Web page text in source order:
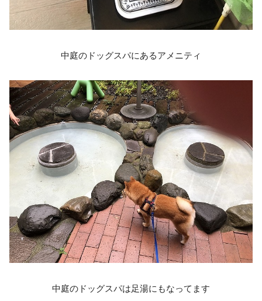
中庭のドッグスパにあるアメニティ
中庭のドッグスパは足湯にもなってます